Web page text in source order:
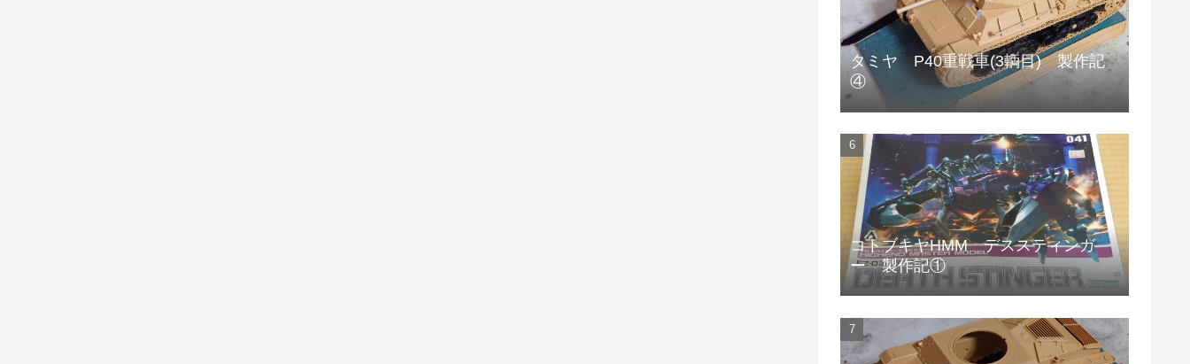
タミヤ P40重戦車(3輌目) 製作記
④
コトブキヤHMM デススティンガ
ー 製作記①